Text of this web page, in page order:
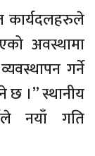
कार्यदलहरुले
अवस्थामा
गर्ने
छ ।” स्थानीय
नयाँ गति